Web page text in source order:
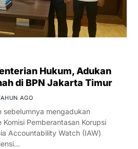
Hukum, Adukan
di BPN Jakarta Timur
AGO
sebelumnya mengadukan
Pemberantasan Korupsi
Accountability Watch (IAW)